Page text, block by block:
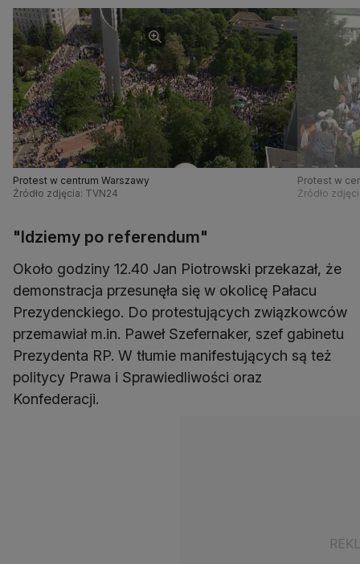
Protest w centrum Warszawy
Źródło zdjęcia: TVN24
Protest w
Źródło
"Idziemy po referendum"
Około godziny 12.40 Jan Piotrowski przekazał, że
demonstracja przesunęła się w okolicę Pałacu
Prezydenckiego. Do protestujących związkowców
przemawiał m.in. Paweł Szefernaker, szef gabinetu
Prezydenta RP. W tłumie manifestujących są też
politycy Prawa i Sprawiedliwości oraz
Konfederacji.